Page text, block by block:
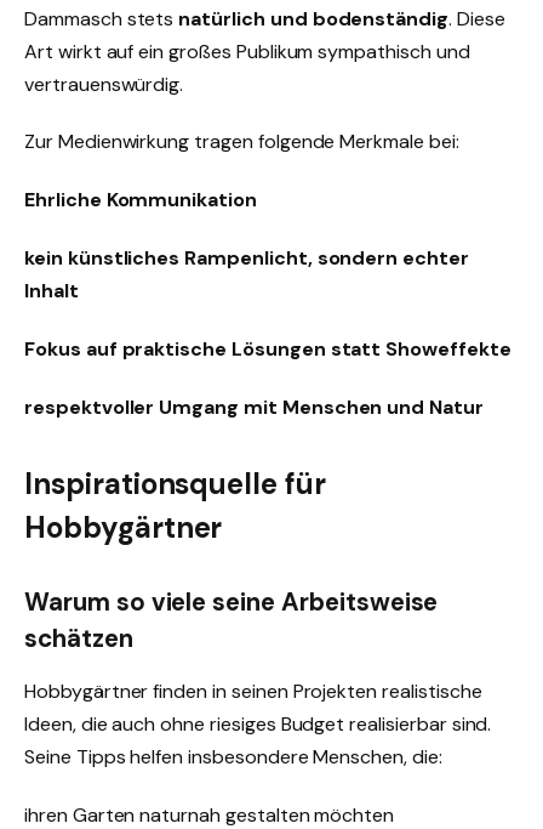
Dammasch stets natürlich und bodenständig. Diese
Art wirkt auf ein großes Publikum sympathisch und
vertrauenswürdig.
Zur Medienwirkung tragen folgende Merkmale bei:
Ehrliche Kommunikation
kein künstliches Rampenlicht, sondern echter
Inhalt
Fokus auf praktische Lösungen statt Showeffekte
respektvoller Umgang mit Menschen und Natur
Inspirationsquelle für
Hobbygärtner
Warum so viele seine Arbeitsweise
schätzen
Hobbygärtner finden in seinen Projekten realistische
Ideen, die auch ohne riesiges Budget realisierbar sind.
Seine Tipps helfen insbesondere Menschen, die:
ihren Garten naturnah gestalten möchten